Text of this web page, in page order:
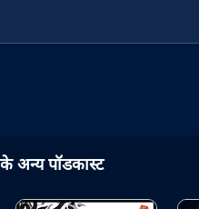
अन्य पॉडकास्ट